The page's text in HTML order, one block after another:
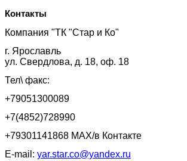
Контакты
Компания "ТК "Стар и Ко"
г. Ярославль
ул. Свердлова, д. 18, оф. 18
Тел\ факс:
+79051300089
+7(4852)728990
+79301141868 MAX/в Контакте
E-mail: yar.star.co@yandex.ru